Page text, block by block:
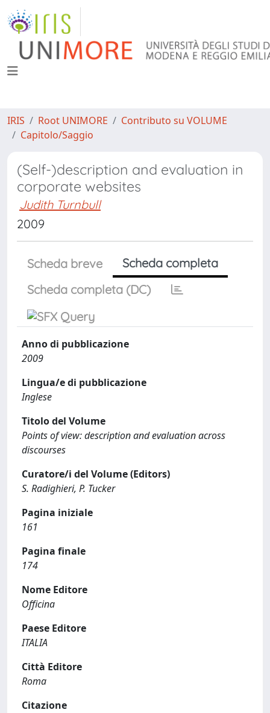
IRIS Root UNIMORE
Contributo su VOLUME
Capitolo/Saggio
(Self-)description and evaluation in
corporate websites
Judith Turnbull
2009
Scheda breve
Scheda completa
Scheda completa (DC)
Anno di pubblicazione
2009
Lingua/e di pubblicazione
Inglese
Titolo del Volume
Points of view: description and evaluation across
discourses
Curatore/i del Volume (Editors)
S. Radighieri, P. Tucker
Pagina iniziale
161
Pagina finale
174
Nome Editore
Officina
Paese Editore
ITALIA
Città Editore
Roma
Citazione